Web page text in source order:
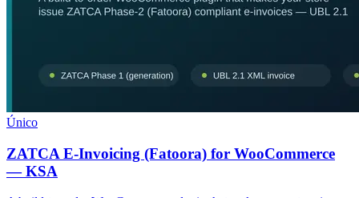
Único
ZATCA E-Invoicing (Fatoora) for WooCommerce
— KSA